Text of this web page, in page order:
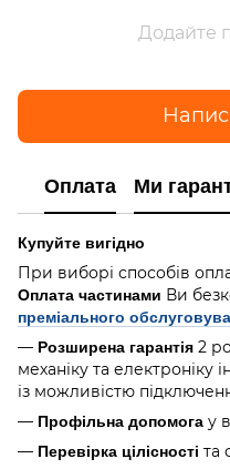
Додайте
Оплата Ми
Купуйте вигідно
При виборі способів
Оплата частинами Ви
преміального
— Розширена гарантія 2
механіку та електроніку
із можливістю
— Профільна допомога у
— Перевірка цілісності та